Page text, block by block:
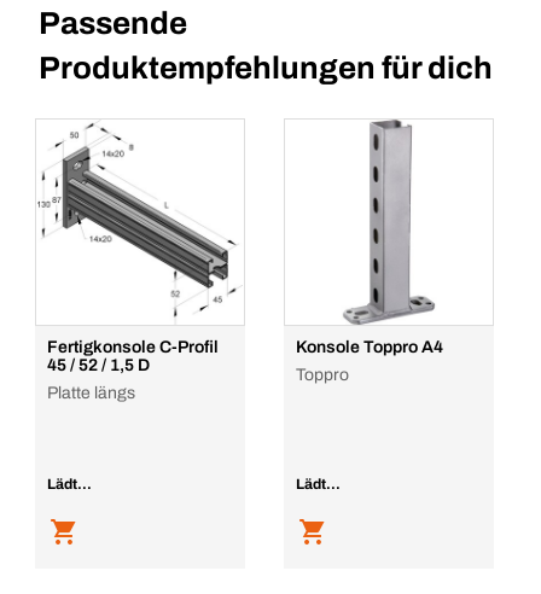
Passende
Produktempfehlungen für dich
Fertigkonsole C-Profil
45 / 52 / 1,5 D
Platte längs
Lädt...
Konsole Toppro A4
Toppro
Lädt...